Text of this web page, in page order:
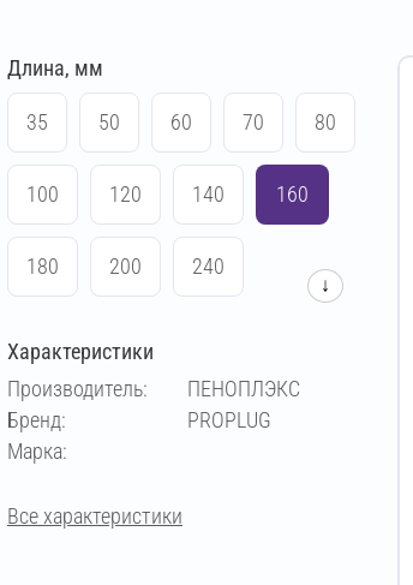
Длина, мм
35 50 60 70 80
100 120 140 160
180 200 240
↓
Характеристики
Производитель:
ПЕНОПЛЭКС
Бренд:
PROPLUG
Марка:
Все характеристики